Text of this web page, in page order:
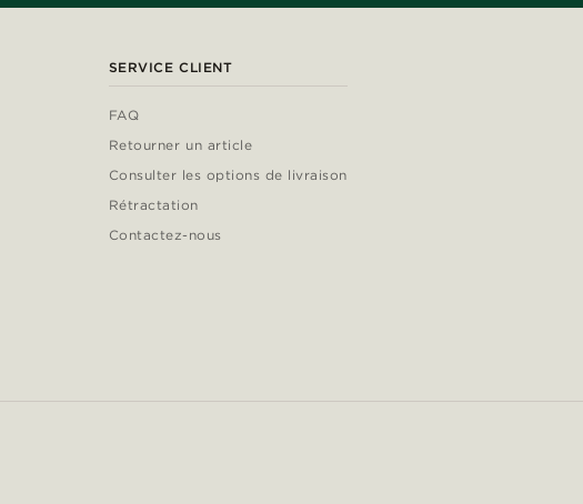
SERVICE CLIENT
FAQ
Retourner un article
Consulter les options de livraison
Rétractation
Contactez-nous